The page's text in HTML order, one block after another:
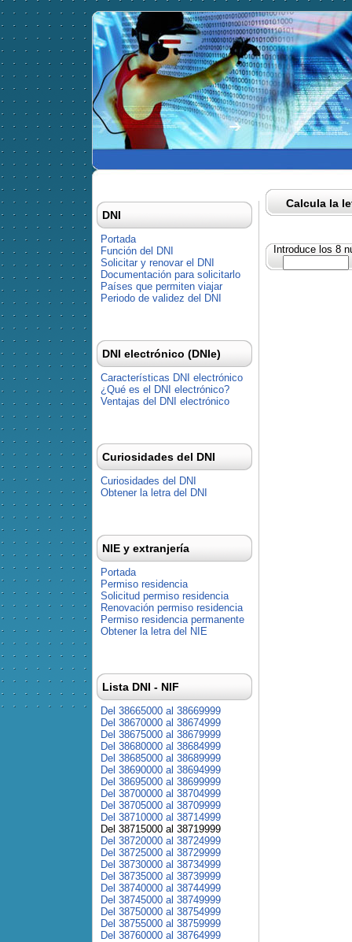
Calcula la
Introduce los 8
DNI
Portada
Función del DNI
Solicitar y renovar el DNI
Documentación para solicitarlo
Países que permiten viajar
Periodo de validez del DNI
DNI electrónico (DNIe)
Características DNI electrónico
¿Qué es el DNI electrónico?
Ventajas del DNI electrónico
Curiosidades del DNI
Curiosidades del DNI
Obtener la letra del DNI
NIE y extranjería
Portada
Permiso residencia
Solicitud permiso residencia
Renovación permiso residencia
Permiso residencia permanente
Obtener la letra del NIE
Lista DNI - NIF
Del 38665000 al 38669999
Del 38670000 al 38674999
Del 38675000 al 38679999
Del 38680000 al 38684999
Del 38685000 al 38689999
Del 38690000 al 38694999
Del 38695000 al 38699999
Del 38700000 al 38704999
Del 38705000 al 38709999
Del 38710000 al 38714999
Del 38715000 al 38719999
Del 38720000 al 38724999
Del 38725000 al 38729999
Del 38730000 al 38734999
Del 38735000 al 38739999
Del 38740000 al 38744999
Del 38745000 al 38749999
Del 38750000 al 38754999
Del 38755000 al 38759999
Del 38760000 al 38764999